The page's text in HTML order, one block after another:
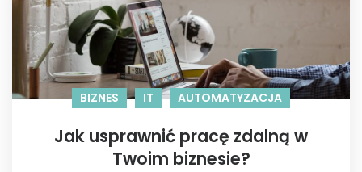
BIZNES IT AUTOMATYZACJA
Jak usprawnić pracę zdalną w
Twoim biznesie?